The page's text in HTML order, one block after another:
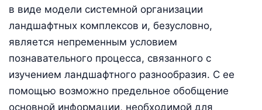
в виде модели системной организации
ландшафтных комплексов и, безусловно,
является непременным условием
познавательного процесса, связанного с
изучением ландшафтного разнообразия. С ее
помощью возможно предельное обобщение
основной информации, необходимой для